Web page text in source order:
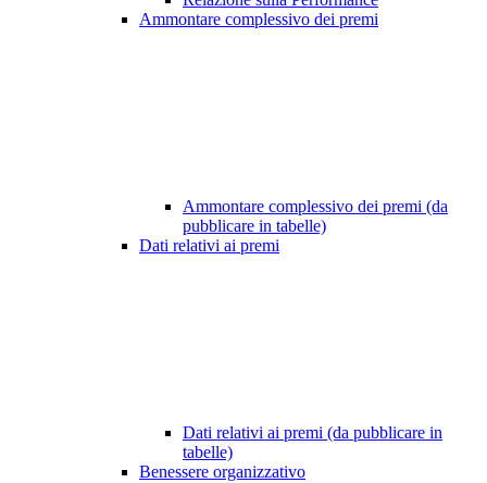
Ammontare complessivo dei premi
Ammontare complessivo dei premi (da
pubblicare in tabelle)
Dati relativi ai premi
Dati relativi ai premi (da pubblicare in
tabelle)
Benessere organizzativo